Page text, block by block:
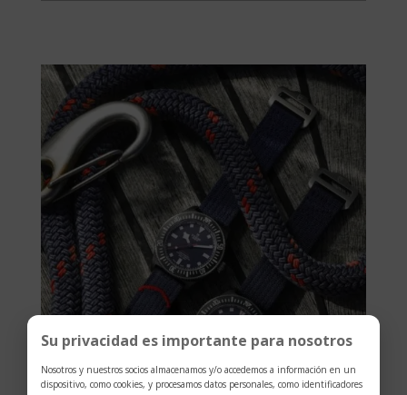
Su privacidad es importante para nosotros
Nosotros y nuestros socios almacenamos y/o accedemos a información en un
dispositivo, como cookies, y procesamos datos personales, como identificadores